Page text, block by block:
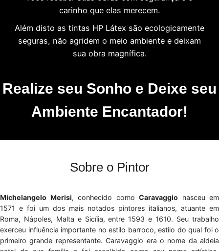
carinho que elas merecem.
Além disto as tintas HP Látex são ecologicamente
seguras, não agridem o meio ambiente e deixam
sua obra magnífica.
Realize seu Sonho e Deixe seu
Ambiente Encantador!
Sobre o Pintor
Michelangelo Merisi, conhecido como Caravaggio nasceu em
1571 e foi um dos mais notados pintores italianos, atuante em
Roma, Nápoles, Malta e Sicília, entre 1593 e 1610. Seu trabalho
exerceu influência importante no estilo barroco, estilo do qual foi o
primeiro grande representante. Caravaggio era o nome da aldeia